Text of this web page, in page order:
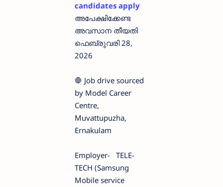
candidates apply
അപേക്ഷിക്കേണ്ട
അവസാന തീയതി
ഫെബ്രുവരി 28,
2026
🛑 Job drive sourced
by Model Career
Centre,
Muvattupuzha,
Ernakulam
Employer- TELE-
TECH (Samsung
Mobile service